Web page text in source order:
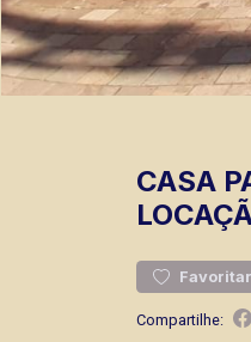
CASA
Favoritar
Compartilhe: